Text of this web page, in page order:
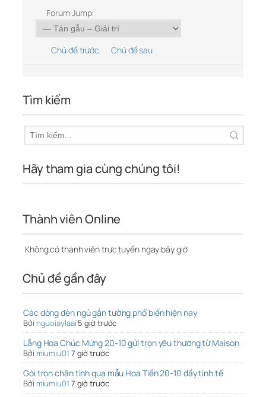
Forum Jump:
Chủ đề trước Chủ đề sau
Tìm kiếm
Hãy tham gia cùng chúng tôi!
Thành viên Online
Không có thành viên trực tuyến ngay bây giờ
Chủ đề gần đây
Các dòng đèn ngủ gắn tường phổ biến hiện nay
Bởi nguoiaylaai 5 giờ trước
Lẵng Hoa Chúc Mừng 20-10 gửi trọn yêu thương từ Maison
Bởi miumiu01 7 giờ trước
Gói trọn chân tình qua mẫu Hoa Tiền 20-10 đầy tinh tế
Bởi miumiu01 7 giờ trước